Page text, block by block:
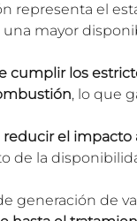
representa el
mayor
cumplir los
, lo que
reducir el impacto
de la
generación de